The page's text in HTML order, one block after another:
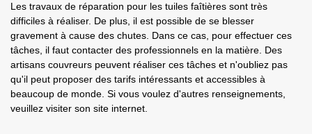
Les travaux de réparation pour les tuiles faîtières sont très
difficiles à réaliser. De plus, il est possible de se blesser
gravement à cause des chutes. Dans ce cas, pour effectuer ces
tâches, il faut contacter des professionnels en la matière. Des
artisans couvreurs peuvent réaliser ces tâches et n'oubliez pas
qu'il peut proposer des tarifs intéressants et accessibles à
beaucoup de monde. Si vous voulez d'autres renseignements,
veuillez visiter son site internet.